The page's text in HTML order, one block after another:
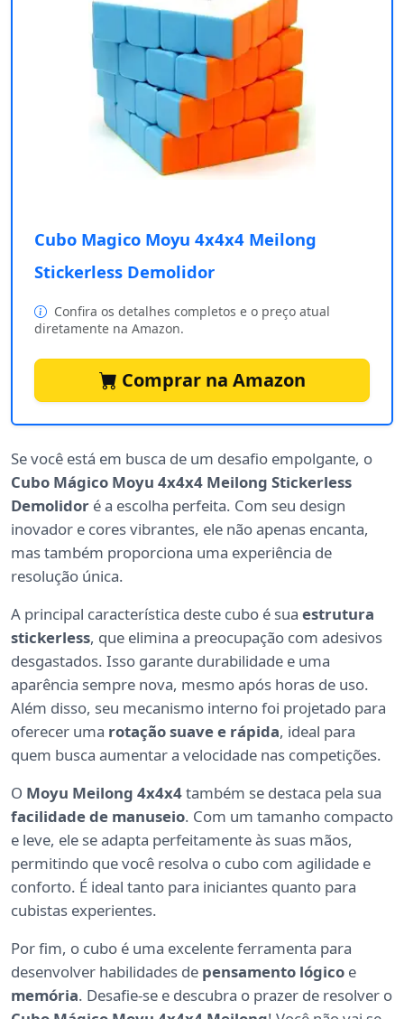
Cubo Magico Moyu 4x4x4 Meilong
Stickerless Demolidor
Confira os detalhes completos e o preço atual
diretamente na Amazon.
Comprar na Amazon
Se você está em busca de um desafio empolgante, o
Cubo Mágico Moyu 4x4x4 Meilong Stickerless
Demolidor é a escolha perfeita. Com seu design
inovador e cores vibrantes, ele não apenas encanta,
mas também proporciona uma experiência de
resolução única.
A principal característica deste cubo é sua estrutura
stickerless, que elimina a preocupação com adesivos
desgastados. Isso garante durabilidade e uma
aparência sempre nova, mesmo após horas de uso.
Além disso, seu mecanismo interno foi projetado para
oferecer uma rotação suave e rápida, ideal para
quem busca aumentar a velocidade nas competições.
O Moyu Meilong 4x4x4também se destaca pela sua
facilidade de manuseio. Com um tamanho compacto
e leve, ele se adapta perfeitamente às suas mãos,
permitindo que você resolva o cubo com agilidade e
conforto. É ideal tanto para iniciantes quanto para
cubistas experientes.
Por fim, o cubo é uma excelente ferramenta para
desenvolver habilidades de pensamento lógico e
memória. Desafie-se e descubra o prazer de resolver o